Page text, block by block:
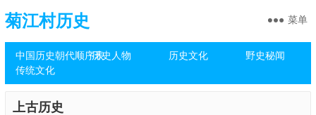
菊江村历史
中国历史朝代顺序表历史人物 历史文化
野史秘闻
传统文化
菜单
上古历史